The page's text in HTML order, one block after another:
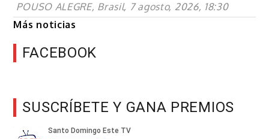
POUSO ALEGRE, Brasil, 7 agosto, 2026, 18:30
Más noticias
FACEBOOK
SUSCRÍBETE Y GANA PREMIOS